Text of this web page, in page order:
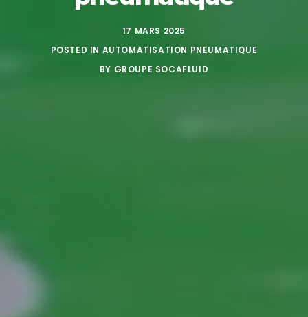
17 MARS 2025
POSTED IN AUTOMATISATION PNEUMATIQUE
BY GROUPE SOCAFLUID